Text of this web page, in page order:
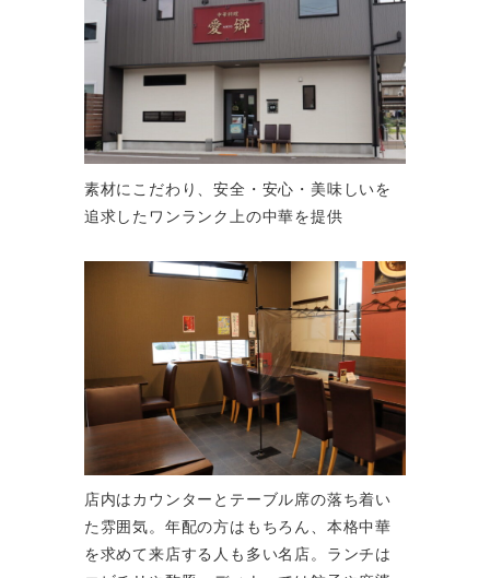
素材にこだわり、安全・安心・美味しいを
追求したワンランク上の中華を提供
店内はカウンターとテーブル席の落ち着い
た雰囲気。年配の方はもちろん、本格中華
を求めて来店する人も多い名店。ランチは